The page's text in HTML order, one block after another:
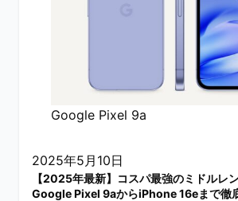
Google Pixel 9a
2025年5月10日
【2025年最新】コスパ最強のミドルレ
Google Pixel 9aからiPhone 16eまで徹